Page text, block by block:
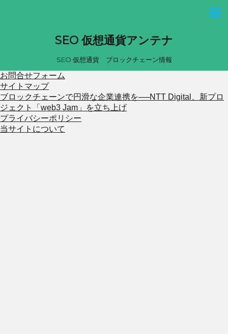
SEO 仮想通貨アンテナ
SEO 仮想通貨 ブロックチェーン情報
お問合せフォーム
サイトマップ
ブロックチェーンで円滑な企業連携を──NTT Digital、新プロ
ジェクト「web3 Jam」を立ち上げ
プライバシーポリシー
当サイトについて